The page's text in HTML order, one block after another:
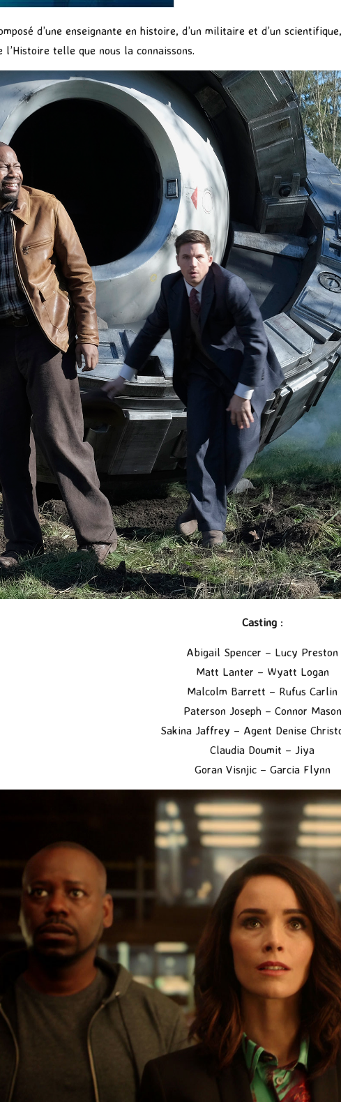
d’une enseignante en histoire, d’un militaire et d’un
telle que nous la connaissons.
Casting:
Abigail Spencer – Lucy Preston
Matt Lanter – Wyatt Logan
Malcolm Barrett – Rufus Carlin
Paterson Joseph – Connor Mason
Sakina Jaffrey – Agent Denise
Claudia Doumit – Jiya
Goran Visnjic – Garcia Flynn